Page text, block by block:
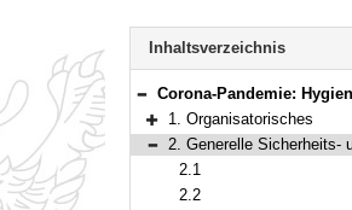
BAYERN.RECHT
letzten
Navigation
Inhaltsverzeichnis
Bereich reduzieren
Corona-Pandemie: Hygienekonzept für Chorgesang im
Bereich erweitern
1. Organisatorisches
Bereich reduzieren
2. Generelle Sicherheits- und
2.1
2.2